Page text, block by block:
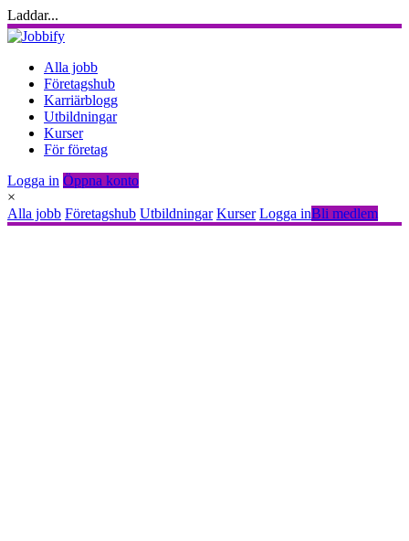
Laddar...
Alla jobb
Företagshub
Karriärblogg
Utbildningar
Kurser
För företag
Logga in Öppna konto
×
Alla jobb Företagshub Utbildningar Kurser Logga inBli medlem